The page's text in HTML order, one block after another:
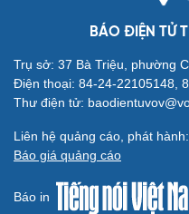
BÁO ĐIỆN TỬ
Trụ sở: 37 Bà Triệu, phường
Điện thoại: 84-24-22105148,
Thư điện tử:
Liên hệ quảng cáo, phát
Báo giá quảng cáo
Báo in